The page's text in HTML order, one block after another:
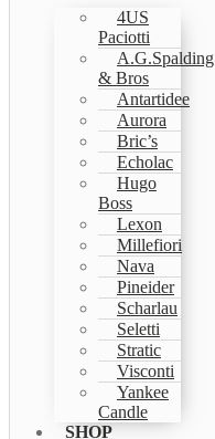
4US
Paciotti
A.G.Spalding
& Bros
Antartidee
Aurora
Bric’s
Echolac
Hugo
Boss
Lexon
Millefiori
Nava
Pineider
Scharlau
Seletti
Stratic
Visconti
Yankee
Candle
SHOP